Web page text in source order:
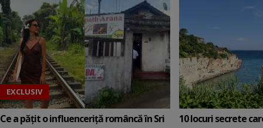
EXCLUSIV
Ce a pățit o influenceriță româncă în Sri
10 locuri secrete